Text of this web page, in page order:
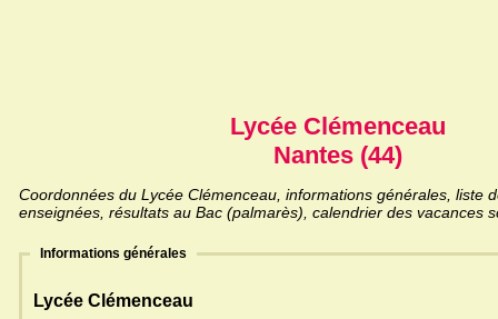
Lycée Clémenceau
Nantes (44)
Coordonnées du Lycée Clémenceau, informations générales, liste
enseignées, résultats au Bac (palmarès), calendrier des vacances
Informations générales
Lycée Clémenceau